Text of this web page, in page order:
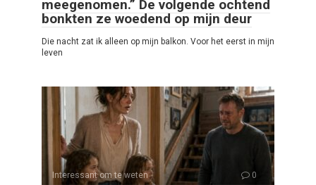
meegenomen.” De volgende ochtend
bonkten ze woedend op mijn deur
Die nacht zat ik alleen op mijn balkon. Voor het eerst in mijn
leven
Interessant om te weten 0